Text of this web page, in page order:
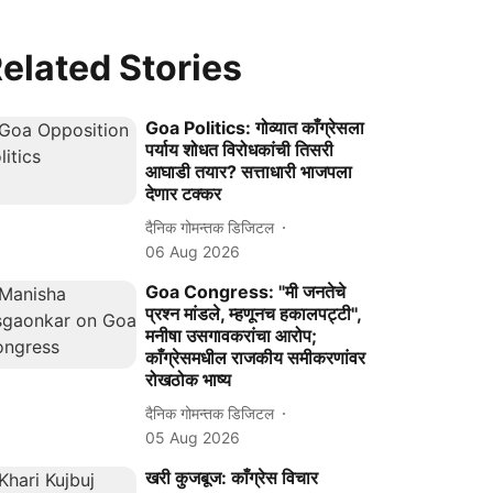
Stories
Goa Politics: गोव्यात काँग्रेसला
पर्याय शोधत विरोधकांची तिसरी
आघाडी तयार? सत्ताधारी भाजपला
देणार टक्कर
दैनिक गोमन्तक डिजिटल
06 Aug 2026
Goa Congress: "मी जनतेचे
प्रश्न मांडले, म्हणूनच हकालपट्टी'',
मनीषा उसगावकरांचा आरोप;
काँग्रेसमधील राजकीय समीकरणांवर
रोखठोक भाष्य
दैनिक गोमन्तक डिजिटल
05 Aug 2026
खरी कुजबूज: काँग्रेस विचार